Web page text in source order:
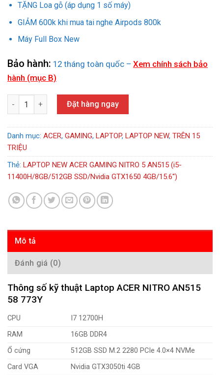
TẶNG Loa gỗ (áp dụng 1 số máy)
GIẢM 600k khi mua tai nghe Airpods 800k
Máy Full Box New
Bảo hành: 12 tháng toàn quốc – Xem chính sách bảo
hành (mục B)
LAPTOP NEW ACER NITRO AN515 58 773Y (i7-12700H/16GB/
Đặt hàng ngay
Danh mục: ACER, GAMING, LAPTOP, LAPTOP NEW, TRÊN 15
TRIỆU
Thẻ: LAPTOP NEW ACER GAMING NITRO 5 AN515 (i5-
11400H/8GB/512GB SSD/Nvidia GTX1650 4GB/15.6'')
Mô tả
Đánh giá (0)
Thông số kỹ thuật Laptop ACER NITRO AN515
58 773Y
CPU
I7 12700H
RAM
16GB DDR4
Ổ cứng
512GB SSD M.2 2280 PCIe 4.0×4 NVMe
Card VGA
Nvidia GTX3050ti 4GB